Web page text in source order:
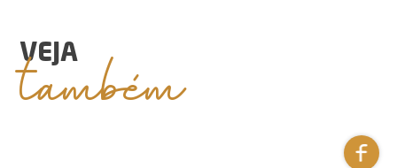
VEJA
também